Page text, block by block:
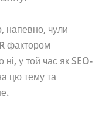
напевно, чули
фактором
у той час як SEO-
цю тему та